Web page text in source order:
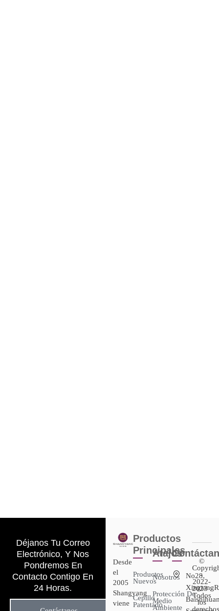
Déjanos Tu Correo
Electrónico, Y Nos
Pondremos En
Contacto Contigo En
24 Horas.
Desde
el
2005
Shangyang
viene
Productos
Principales
Productos
Nuevos
Cepillo
Patentado
Atajos
Nosotros
Protección De
Medio
Ambiente
No28,
©
-
2022-
2023 :
Todos
los
derechos